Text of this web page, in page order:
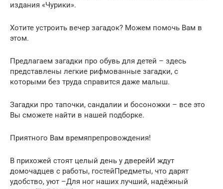
издания «Чурики».
Хотите устроить вечер загадок? Можем помочь Вам в
этом.
Предлагаем загадки про обувь для детей – здесь
представлены легкие рифмованные загадки, с
которыми без труда справится даже малыш.
Загадки про тапочки, сандалии и босоножки – все это
Вы сможете найти в нашей подборке.
Приятного Вам времяпрепровождения!
В прихожей стоят целый день у дверейИ ждут
домочадцев с работы, гостейПредметы, что дарят
удобство, уют –Для ног наших лучший, надёжный